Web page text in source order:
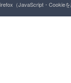
（JavaScript・Cookie